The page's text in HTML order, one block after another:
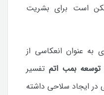
است برای بشریت
به عنوان انعکاسی از
توسعه بمب اتم تفسیر
ایجاد سلاحی داشته